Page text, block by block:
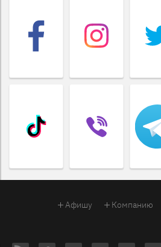
Афишу Компанию